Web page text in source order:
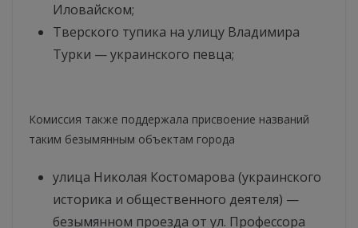
Иловайском;
Тверского тупика на улицу Владимира
Турки — украинского певца;
Комиссия также поддержала присвоение названий
таким безымянным объектам города
улица Николая Костомарова (украинского
историка и общественного деятеля) —
безымянном проезда от ул. Профессора